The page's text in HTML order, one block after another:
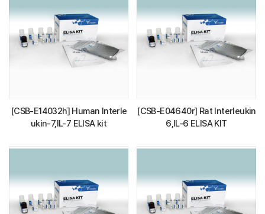
[CSB-E14032h] Human Interle
ukin-7,IL-7 ELISA kit
[CSB-E04640r] Rat Interleukin
6,IL-6 ELISA KIT